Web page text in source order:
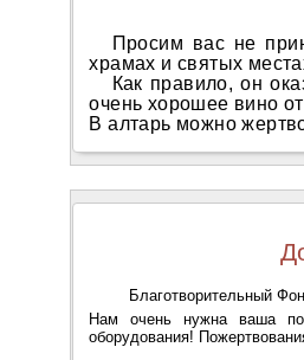
Просим вас не
храмах и святых
Как правило, он
очень хорошее вино
В алтарь можно
Благотворительный
Нам очень нужна ваша
оборудования!